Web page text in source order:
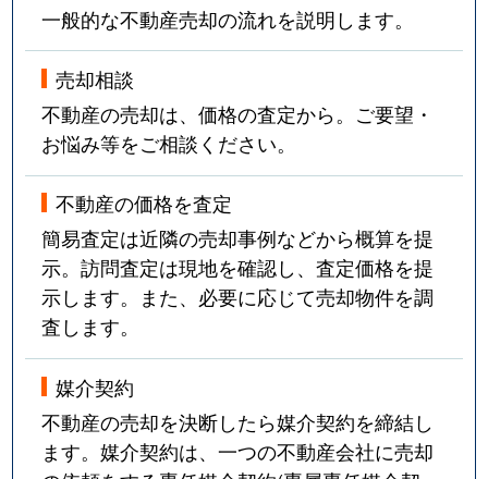
一般的な不動産売却の流れを説明します。
売却相談
不動産の売却は、価格の査定から。ご要望・
お悩み等をご相談ください。
不動産の価格を査定
簡易査定は近隣の売却事例などから概算を提
示。訪問査定は現地を確認し、査定価格を提
示します。また、必要に応じて売却物件を調
査します。
媒介契約
不動産の売却を決断したら媒介契約を締結し
ます。媒介契約は、一つの不動産会社に売却